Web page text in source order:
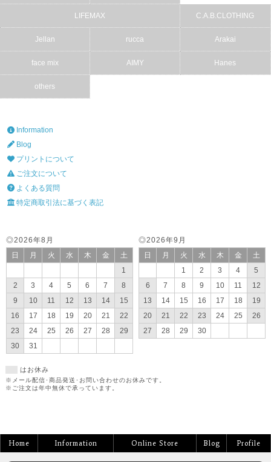
LIFEMAX C.A.B.CLOTHING
Jellan rucca Arakai
face mix AIMY Hanes
others
Information
Blog
プリントについて
ご注文について
よくある質問
特定商取引法に基づく表記
◎2026年9月
日
月 火 水 木 金
土
1
2 3 4
5
6
7 8 9 10 11
12
13
14 15 16 17 18
19
20
21 22 23 24 25
26
27
28 29 30
◎2026年8月
日
月 火 水 木 金
土
1
2
3 4 5 6 7
8
9
10 11 12 13 14
15
16
17 18 19 20 21
22
23
24 25 26 27 28
29
30
31
はお休み
※メール配信･商品発送･お問い合わせのお休みです。
※ご注文は年中無休で承っています。
Home Information Online Store Blog Profile